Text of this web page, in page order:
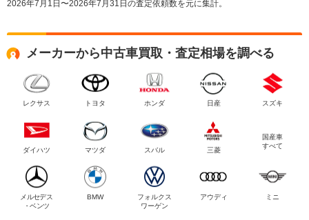
2026年7月1日〜2026年7月31日の査定依頼数を元に集計。
メーカーから中古車買取・査定相場を調べる
レクサス トヨタ ホンダ 日産 スズキ
ダイハツ マツダ スバル 三菱
国産車
すべて
メルセデス
・ベンツ
BMW
フォルクス
ワーゲン
アウディ ミニ